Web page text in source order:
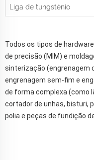
Liga de tungsténio
Todos os tipos de
de precisão (MIM) e
sinterização (engrenagem
engrenagem sem-fim e
de forma complexa (como
cortador de unhas, bisturi,
polia e peças de fundição